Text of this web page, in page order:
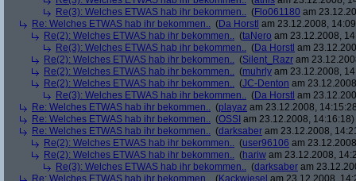
Re(3): Welches ETWAS hab ihr bekommen.. (Flo061180 am
Re: Welches ETWAS hab ihr bekommen.. (Da Horstl am 23.12.2008,
Re(2): Welches ETWAS hab ihr bekommen.. (taNero am 23.12.2008,
Re(3): Welches ETWAS hab ihr bekommen.. (Da Horstl am
Re(2): Welches ETWAS hab ihr bekommen.. (Silent_Razr am
Re(2): Welches ETWAS hab ihr bekommen.. (muhrly am 23.12.2008,
Re(2): Welches ETWAS hab ihr bekommen.. (JC-Denton am
Re(3): Welches ETWAS hab ihr bekommen.. (Da Horstl am
Re: Welches ETWAS hab ihr bekommen.. (playaz am 23.12.2008,
Re: Welches ETWAS hab ihr bekommen.. (OSSI am 23.12.2008, 14:16:18)
Re: Welches ETWAS hab ihr bekommen.. (darksaber am 23.12.2008,
Re(2): Welches ETWAS hab ihr bekommen.. (user96106 am
Re(2): Welches ETWAS hab ihr bekommen.. (hariw am 23.12.2008,
Re(3): Welches ETWAS hab ihr bekommen.. (darksaber am
Re: Welches ETWAS hab ihr bekommen.. (Kackwiesel am 23.12.2008,